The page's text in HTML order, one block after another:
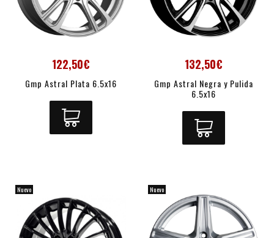
122,50€
Gmp Astral Plata 6.5x16
132,50€
Gmp Astral Negra y Pulida
6.5x16
Nuevo Nuevo